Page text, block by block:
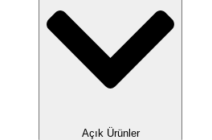
Açık Ürünler